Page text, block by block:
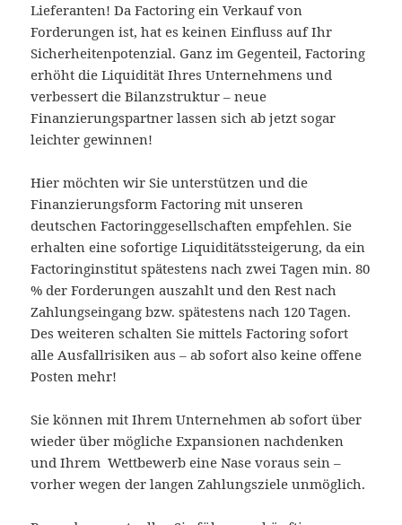
Lieferanten! Da Factoring ein Verkauf von
Forderungen ist, hat es keinen Einfluss auf Ihr
Sicherheitenpotenzial. Ganz im Gegenteil, Factoring
erhöht die Liquidität Ihres Unternehmens und
verbessert die Bilanzstruktur – neue
Finanzierungspartner lassen sich ab jetzt sogar
leichter gewinnen!
Hier möchten wir Sie unterstützen und die
Finanzierungsform Factoring mit unseren
deutschen Factoringgesellschaften empfehlen. Sie
erhalten eine sofortige Liquiditätssteigerung, da ein
Factoringinstitut spätestens nach zwei Tagen min. 80
% der Forderungen auszahlt und den Rest nach
Zahlungseingang bzw. spätestens nach 120 Tagen.
Des weiteren schalten Sie mittels Factoring sofort
alle Ausfallrisiken aus – ab sofort also keine offene
Posten mehr!
Sie können mit Ihrem Unternehmen ab sofort über
wieder über mögliche Expansionen nachdenken
und Ihrem Wettbewerb eine Nase voraus sein –
vorher wegen der langen Zahlungsziele unmöglich.